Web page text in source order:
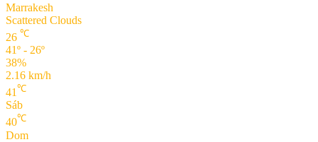
Marrakesh
Scattered Clouds
26 ℃
41º - 26º
38%
2.16 km/h
41 ℃
Sáb
40℃
Dom